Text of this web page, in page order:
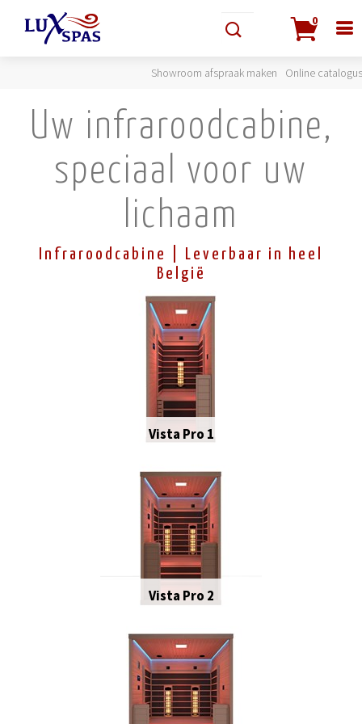
0
Showroom afspraak maken Online catalogus
Uw infraroodcabine,
speciaal voor uw
lichaam
Infraroodcabine | Leverbaar in heel
België
Vista Pro 1
Vista Pro 1
Vista Pro 2
Vista Pro 2